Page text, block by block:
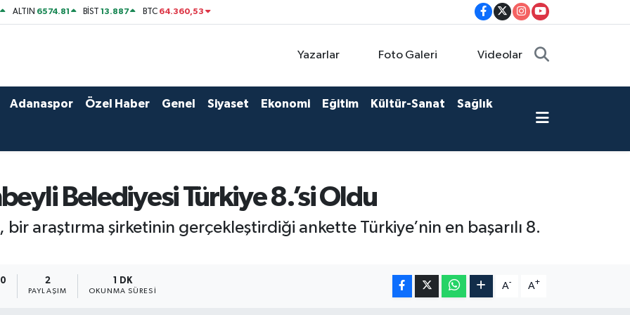
ALTIN 6574.81 BİST13.887 BTC 64.360,53
Yazarlar Foto Galeri Videolar
Adanaspor Özel Haber Genel Siyaset Ekonomi Eğitim Kültür-Sanat Sağlık
Belediyesi Türkiye 8.’si Oldu
bir araştırma şirketinin gerçekleştirdiği ankette Türkiye’nin en başarılı 8.
2
PAYLAŞIM
1 DK
OKUNMA SÜRESI
A- A+